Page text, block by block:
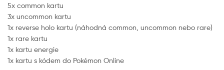
5x common kartu
3x uncommon kartu
1x reverse holo kartu (náhodná common, uncommon nebo rare)
1x rare kartu
1x kartu energie
1x kartu s kódem do Pokémon Online